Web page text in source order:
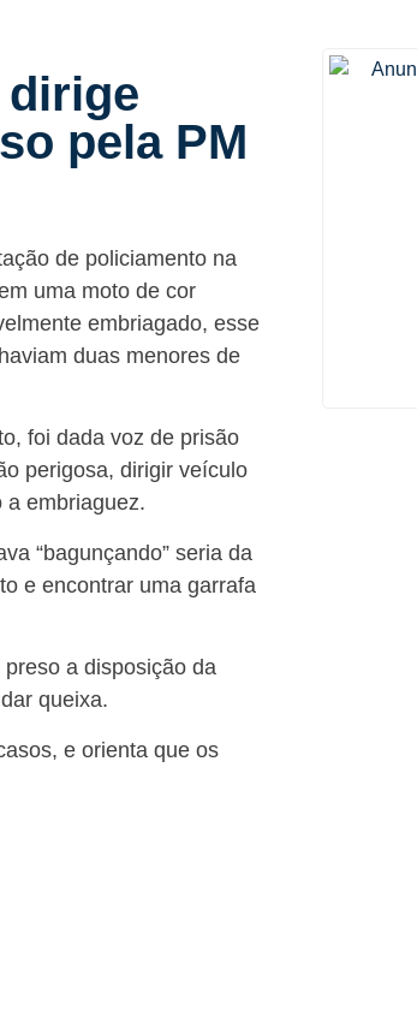
dirige
pela PM
de policiamento na
uma moto de cor
embriagado, esse
duas menores de
foi dada voz de prisão
perigosa, dirigir veículo
a embriaguez.
“bagunçando” seria da
e encontrar uma garrafa
a disposição da
queixa.
e orienta que os